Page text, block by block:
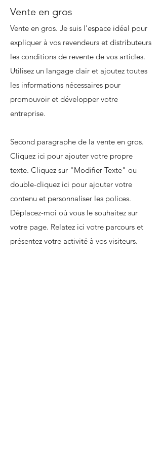
Vente en gros
Vente en gros. Je suis l'espace idéal pour
expliquer à vos revendeurs et distributeurs
les conditions de revente de vos articles.
Utilisez un langage clair et ajoutez toutes
les informations nécessaires pour
promouvoir et développer votre
entreprise.
Second paragraphe de la vente en gros.
Cliquez ici pour ajouter votre propre
texte. Cliquez sur "Modifier Texte" ou
double-cliquez ici pour ajouter votre
contenu et personnaliser les polices.
Déplacez-moi où vous le souhaitez sur
votre page. Relatez ici votre parcours et
présentez votre activité à vos visiteurs.